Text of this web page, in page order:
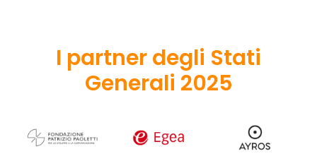
I partner degli Stati
Generali 2025